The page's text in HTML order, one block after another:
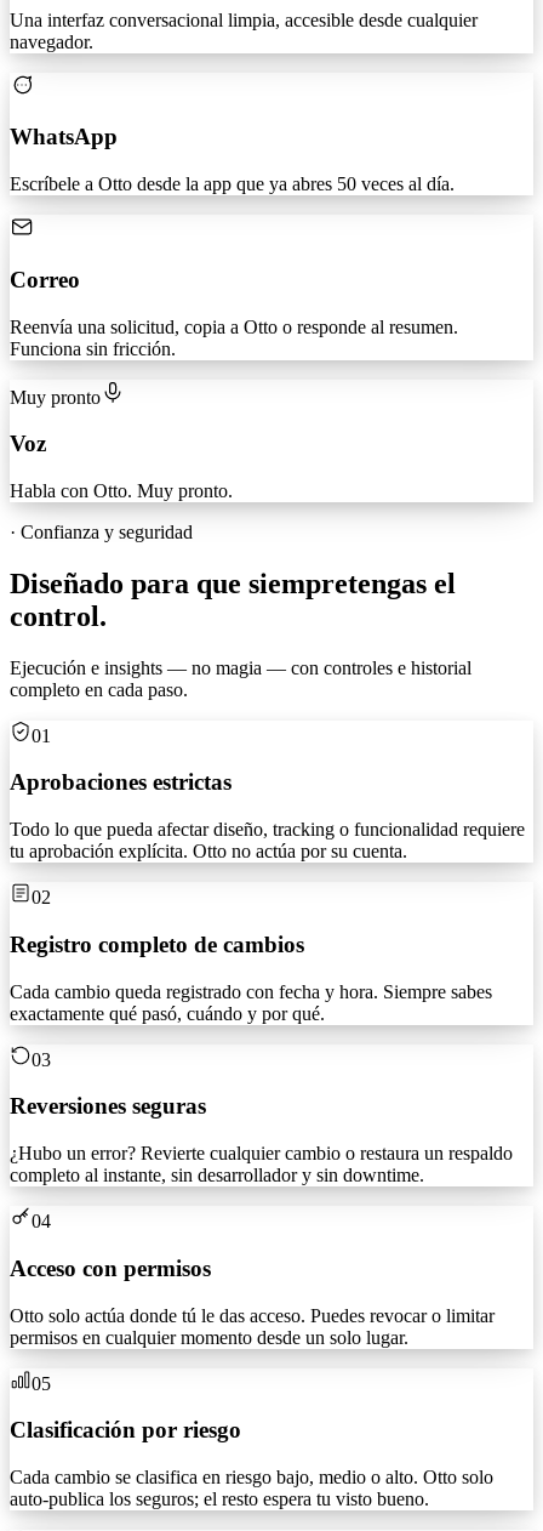
Una interfaz conversacional limpia, accesible desde cualquier
navegador.
WhatsApp
Escríbele a Otto desde la app que ya abres 50 veces al día.
Correo
Reenvía una solicitud, copia a Otto o responde al resumen.
Funciona sin fricción.
Muy pronto
Voz
Habla con Otto. Muy pronto.
· Confianza y seguridad
Diseñado para que siempretengas el
control.
Ejecución e insights — no magia — con controles e historial
completo en cada paso.
01
Aprobaciones estrictas
Todo lo que pueda afectar diseño, tracking o funcionalidad requiere
tu aprobación explícita. Otto no actúa por su cuenta.
02
Registro completo de cambios
Cada cambio queda registrado con fecha y hora. Siempre sabes
exactamente qué pasó, cuándo y por qué.
03
Reversiones seguras
¿Hubo un error? Revierte cualquier cambio o restaura un respaldo
completo al instante, sin desarrollador y sin downtime.
04
Acceso con permisos
Otto solo actúa donde tú le das acceso. Puedes revocar o limitar
permisos en cualquier momento desde un solo lugar.
05
Clasificación por riesgo
Cada cambio se clasifica en riesgo bajo, medio o alto. Otto solo
auto-publica los seguros; el resto espera tu visto bueno.